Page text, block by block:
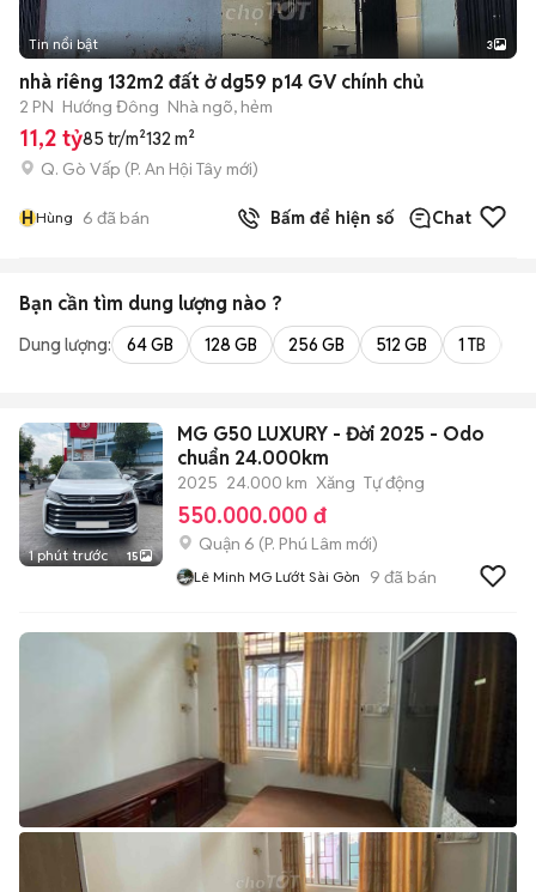
Tin nổi bật 3
nhà riêng 132m2 đất ở dg59 p14 GV chính chủ
2 PN Hướng Đông Nhà ngõ, hẻm
11,2 tỷ85 tr/m²132 m²
Q. Gò Vấp (P. An Hội Tây mới)
HHùng 6 đã bán Bấm để hiện số Chat
Bạn cần tìm dung lượng nào ?
Dung lượng: 64 GB 128 GB 256 GB 512 GB 1 TB
1 phút trước 15
MG G50 LUXURY - Đời 2025 - Odo
chuẩn 24.000km
2025 24.000 km Xăng Tự động
550.000.000 đ
Quận 6 (P. Phú Lâm mới)
Lê Minh MG Lướt Sài Gòn 9 đã bán